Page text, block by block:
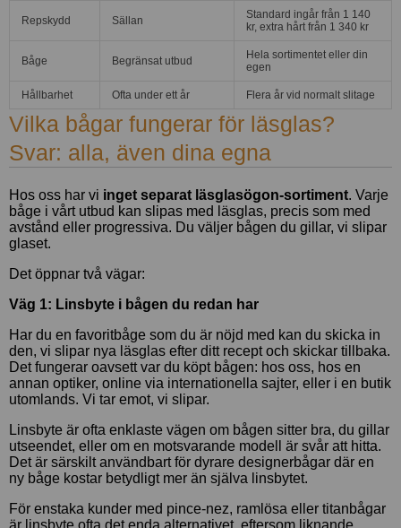
Repskydd Sällan
Standard ingår från 1 140
kr, extra hårt från 1 340 kr
Båge Begränsat utbud
Hela sortimentet eller din
egen
Hållbarhet Ofta under ett år Flera år vid normalt slitage
Vilka bågar fungerar för läsglas?
Svar: alla, även dina egna
Hos oss har vi inget separat läsglasögon-sortiment. Varje
båge i vårt utbud kan slipas med läsglas, precis som med
avstånd eller progressiva. Du väljer bågen du gillar, vi slipar
glaset.
Det öppnar två vägar:
Väg 1: Linsbyte i bågen du redan har
Har du en favoritbåge som du är nöjd med kan du skicka in
den, vi slipar nya läsglas efter ditt recept och skickar tillbaka.
Det fungerar oavsett var du köpt bågen: hos oss, hos en
annan optiker, online via internationella sajter, eller i en butik
utomlands. Vi tar emot, vi slipar.
Linsbyte är ofta enklaste vägen om bågen sitter bra, du gillar
utseendet, eller om en motsvarande modell är svår att hitta.
Det är särskilt användbart för dyrare designerbågar där en
ny båge kostar betydligt mer än själva linsbytet.
För enstaka kunder med pince-nez, ramlösa eller titanbågar
är linsbyte ofta det enda alternativet, eftersom liknande